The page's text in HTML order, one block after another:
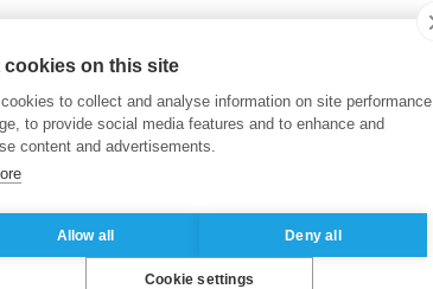
cookies on this site
to collect and analyse information on site performance
to provide social media features and to enhance and
content and advertisements.
Allow all Deny all
Cookie settings